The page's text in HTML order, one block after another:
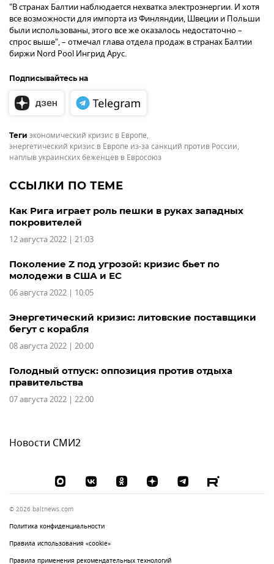
"В странах Балтии наблюдается нехватка электроэнергии. И хотя
все возможности для импорта из Финляндии, Швеции и Польши
были использованы, этого все же оказалось недостаточно –
спрос выше", – отмечал глава отдела продаж в странах Балтии
биржи Nord Pool Ингрид Арус.
Подписывайтесь на
Теги экономический кризис в Европе,
энергетический кризис в Европе из-за санкций против России,
наплыв украинских беженцев в Евросоюз
ССЫЛКИ ПО ТЕМЕ
Как Рига играет роль пешки в руках западных
покровителей
12 августа 2022 | 21:03
Поколение Z под угрозой: кризис бьет по
молодежи в США и ЕС
06 августа 2022 | 10:05
Энергетический кризис: литовские поставщики
бегут с корабля
08 августа 2022 | 20:00
Голодный отпуск: оппозиция против отдыха
правительства
07 августа 2022 | 22:00
Новости СМИ2
© 2026 baltnews.com
Политика конфиденциальности
Правила использования «cookie»
Правила применения рекомендательных технологий